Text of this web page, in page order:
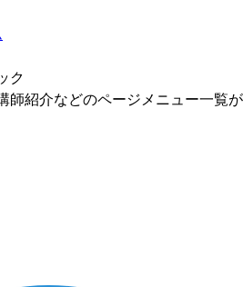
ク
師紹介などのページメニュー一覧が